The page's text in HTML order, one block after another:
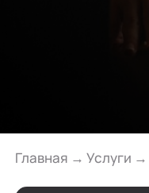
Главная → Услуги →